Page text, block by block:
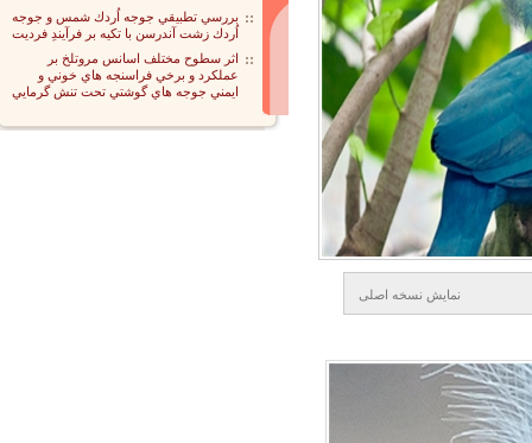
نمايش نسخه اصلی
بررسي تطبيقي جوجه اُردك شمس و جوجه
اُردك زشت آندرسن با تكيه بر فرآيندِ فرديت
اثر سطوح مختلف اسانس مروتلخ بر
عملكرد و برخي فراسنجه هاي خوني و
ايمني جوجه هاي گوشتي تحت تنش گرمايي